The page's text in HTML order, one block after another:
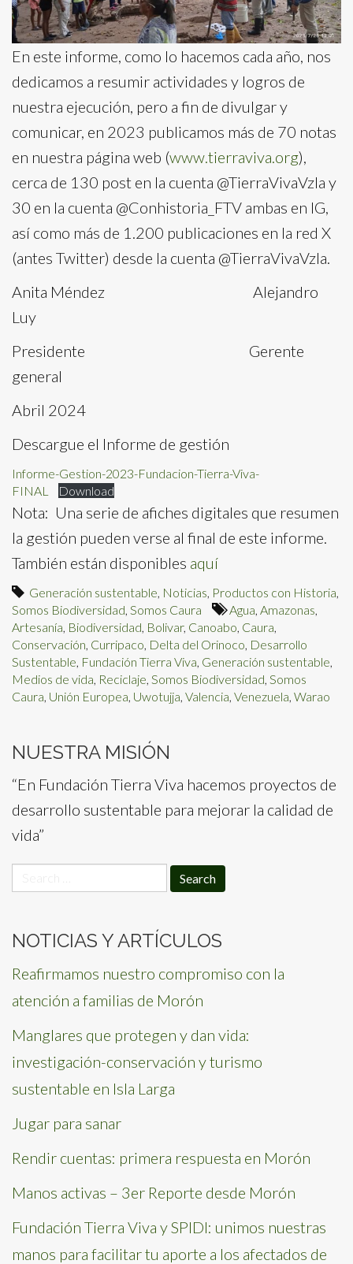
En este informe, como lo hacemos cada año, nos
dedicamos a resumir actividades y logros de
nuestra ejecución, pero a fin de divulgar y
comunicar, en 2023 publicamos más de 70 notas
en nuestra página web (www.tierraviva.org),
cerca de 130 post en la cuenta @TierraVivaVzla y
30 en la cuenta @Conhistoria_FTV ambas en IG,
así como más de 1.200 publicaciones en la red X
(antes Twitter) desde la cuenta @TierraVivaVzla.
Anita Méndez Alejandro
Luy
Presidente Gerente
general
Abril 2024
Descargue el Informe de gestión
Informe-Gestion-2023-Fundacion-Tierra-Viva-
FINAL
Download
Nota: Una serie de afiches digitales que resumen
la gestión pueden verse al final de este informe.
También están disponibles aquí
Generación sustentable Noticias Productos con Historia
Somos Biodiversidad Somos Caura Agua Amazonas
Artesanía Biodiversidad Bolivar, Canoabo Caura
Conservación Curripaco Delta del Orinoco Desarrollo
Sustentable Fundación Tierra Viva Generación sustentable
Medios de vida Reciclaje Somos Biodiversidad Somos
Caura Unión Europea Uwotujja Valencia Venezuela Warao
NUESTRA MISIÓN
“En Fundación Tierra Viva hacemos proyectos de
desarrollo sustentable para mejorar la calidad de
vida”
for:
NOTICIAS Y ARTÍCULOS
Reafirmamos nuestro compromiso con la
atención a familias de Morón
Manglares que protegen y dan vida:
investigación-conservación y turismo
sustentable en Isla Larga
Jugar para sanar
Rendir cuentas: primera respuesta en Morón
Manos activas – 3er Reporte desde Morón
Fundación Tierra Viva y SPIDI: unimos nuestras
manos para facilitar tu aporte a los afectados de